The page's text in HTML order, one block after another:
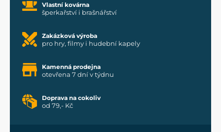
Vlastní kovárna
šperkařství i brašnářství
Zakázková výroba
pro hry, filmy i hudební kapely
Kamenná prodejna
otevřena 7 dní v týdnu
Doprava na cokoliv
od 79,- Kč